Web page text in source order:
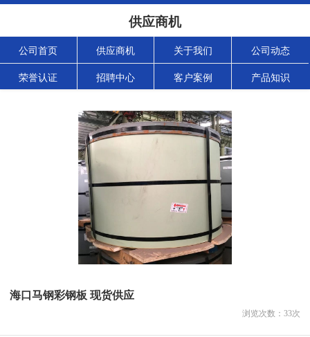
供应商机
公司首页 供应商机 关于我们 公司动态
荣誉认证 招聘中心 客户案例 产品知识
海口马钢彩钢板 现货供应
浏览次数： 33次